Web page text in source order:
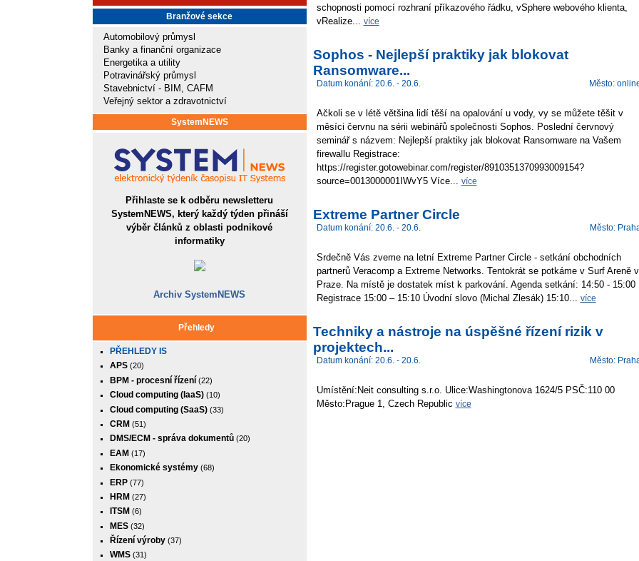
Branžové sekce
Automobilový průmysl
Banky a finanční organizace
Energetika a utility
Potravinářský průmysl
Stavebnictví - BIM, CAFM
Veřejný sektor a zdravotnictví
SystemNEWS
Přihlaste se k odběru newsletteru
SystemNEWS, který každý týden přináší
výběr článků z oblasti podnikové
informatiky
Archiv SystemNEWS
Přehledy
PŘEHLEDY IS
APS(20)
BPM - procesní řízení(22)
Cloud computing (IaaS)(10)
Cloud computing (SaaS)(33)
CRM (51)
DMS/ECM - správa dokumentů(20)
EAM (17)
Ekonomické systémy(68)
ERP(77)
HRM (27)
ITSM (6)
MES(32)
Řízení výroby(37)
WMS(31)
schopnosti pomocí rozhraní příkazového řádku, vSphere webového klienta,
vRealize... více
Sophos - Nejlepší praktiky jak blokovat
Ransomware...
Datum konání: 20.6. - 20.6. Město:
Ačkoli se v létě většina lidí těší na opalování u vody, vy se můžete těšit v
měsíci červnu na sérii webinářů společnosti Sophos. Poslední červnový
seminář s názvem: Nejlepší praktiky jak blokovat Ransomware na Vašem
firewallu Registrace:
https://register.gotowebinar.com/register/8910351370993009154?
source=0013000001IWvY5 Více... více
Extreme Partner Circle
Datum konání: 20.6. - 20.6. Město:
Srdečně Vás zveme na letní Extreme Partner Circle - setkání obchodních
partnerů Veracomp a Extreme Networks. Tentokrát se potkáme v Surf Areně v
Praze. Na místě je dostatek míst k parkování. Agenda setkání: 14:50 - 15:00
Registrace 15:00 – 15:10 Úvodní slovo (Michal Zlesák) 15:10... více
Techniky a nástroje na úspěšné řízení rizik v
projektech...
Datum konání: 20.6. - 20.6. Město:
Umístění:Neit consulting s.r.o. Ulice:Washingtonova 1624/5 PSČ:110 00
Město:Prague 1, Czech Republic více